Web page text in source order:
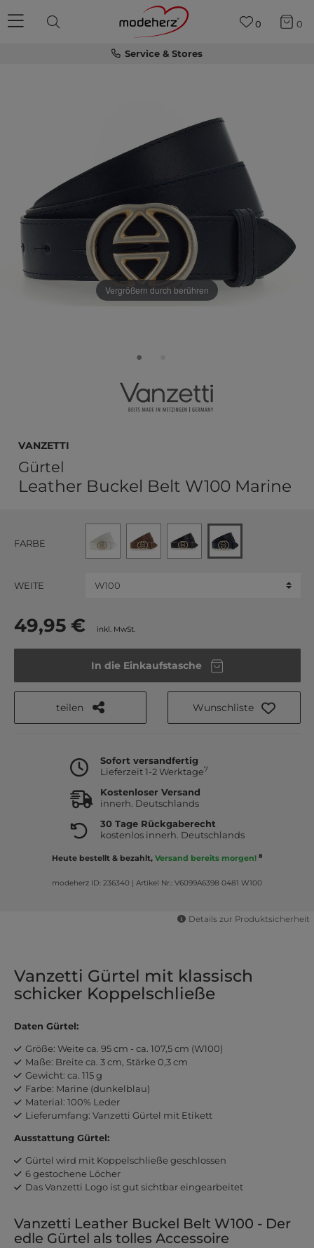
Service & Stores
0 0
Vergrößern durch berühren
Vanzetti
Gürtel
Leather Buckel Belt W100 Marine
FARBE
WEITE
49,95 € inkl. MwSt.
In die Einkaufstasche
teilen Wunschliste
Sofort versandfertig
Lieferzeit 1-2 Werktage7
Kostenloser Versand
innerh. Deutschlands
30 Tage Rückgaberecht
kostenlos innerh. Deutschlands
Heute bestellt & bezahlt, Versand bereits morgen! 8
modeherz ID: 236340 | Artikel Nr.: V6099A6398 0481 W100
Details zur Produktsicherheit
Vanzetti Gürtel mit klassisch
schicker Koppelschließe
Daten Gürtel:
Größe: Weite ca. 95 cm - ca. 107,5 cm (W100)
Maße: Breite ca. 3 cm, Stärke 0,3 cm
Gewicht: ca. 115 g
Farbe: Marine (dunkelblau)
Material: 100% Leder
Lieferumfang: Vanzetti Gürtel mit Etikett
Ausstattung Gürtel:
Gürtel wird mit Koppelschließe geschlossen
6 gestochene Löcher
Das Vanzetti Logo ist gut sichtbar eingearbeitet
Vanzetti Leather Buckel Belt W100 - Der
edle Gürtel als tolles Accessoire